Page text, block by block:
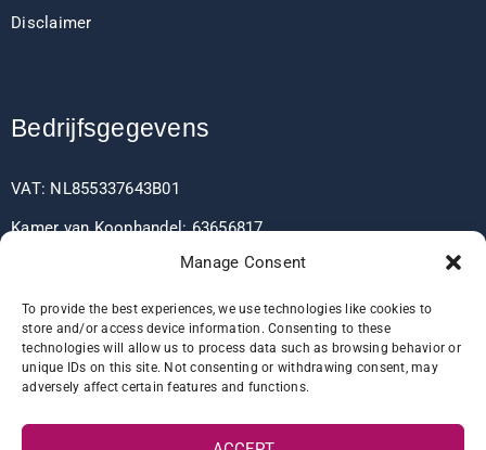
Manage Consent
To provide the best experiences, we use technologies like cookies to
store and/or access device information. Consenting to these
technologies will allow us to process data such as browsing behavior or
unique IDs on this site. Not consenting or withdrawing consent, may
adversely affect certain features and functions.
Disclaimer
Bedrijfsgegevens
VAT: NL855337643B01
Kamer van Koophandel: 63656817
Bankgegevens